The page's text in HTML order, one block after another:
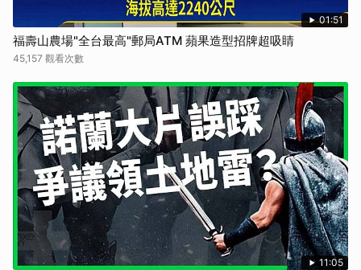
01:51
福壽山農場"全台最高"郵局ATM 蘋果造型招牌超吸睛
45,157 觀看次數
11:05